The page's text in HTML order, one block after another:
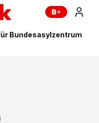
Bundesasylzentrum